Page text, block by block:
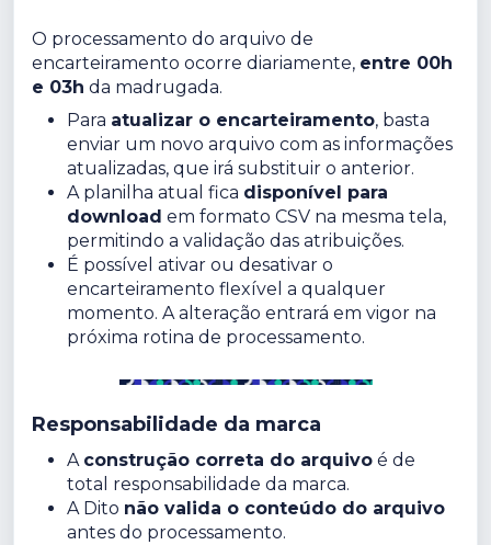
O processamento do arquivo de
encarteiramento ocorre diariamente, entre 00h
e 03h da madrugada.
Para atualizar o encarteiramento, basta
enviar um novo arquivo com as informações
atualizadas, que irá substituir o anterior.
A planilha atual fica disponível para
download em formato CSV na mesma tela,
permitindo a validação das atribuições.
É possível ativar ou desativar o
encarteiramento flexível a qualquer
momento. A alteração entrará em vigor na
próxima rotina de processamento.
Responsabilidade da marca
A construção correta do arquivo é de
total responsabilidade da marca.
A Dito não valida o conteúdo do arquivo
antes do processamento.